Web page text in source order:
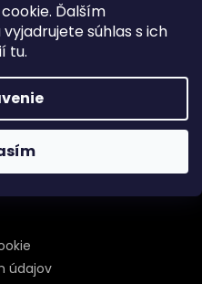
Ďalším
súhlas s ich
tu.
údajov